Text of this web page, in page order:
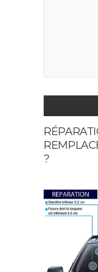
This
field
should
left
blank
?